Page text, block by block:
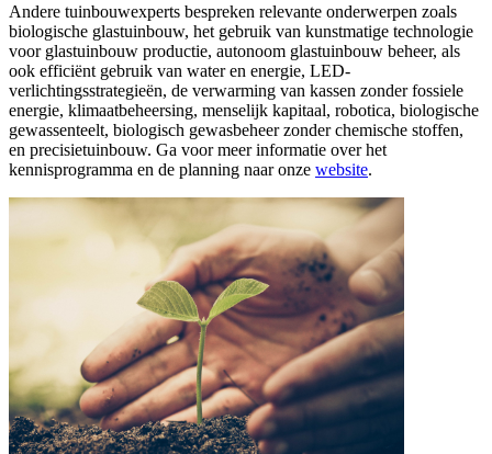
Andere tuinbouwexperts bespreken relevante onderwerpen zoals
biologische glastuinbouw, het gebruik van kunstmatige technologie
voor glastuinbouw productie, autonoom glastuinbouw beheer, als
ook efficiënt gebruik van water en energie, LED-
verlichtingsstrategieën, de verwarming van kassen zonder fossiele
energie, klimaatbeheersing, menselijk kapitaal, robotica, biologische
gewassenteelt, biologisch gewasbeheer zonder chemische stoffen,
en precisietuinbouw. Ga voor meer informatie over het
kennisprogramma en de planning naar onze website.